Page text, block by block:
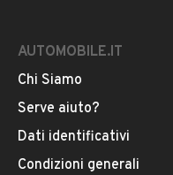
AUTOMOBILE.IT
Chi Siamo
Serve aiuto?
Dati identificativi
Condizioni generali